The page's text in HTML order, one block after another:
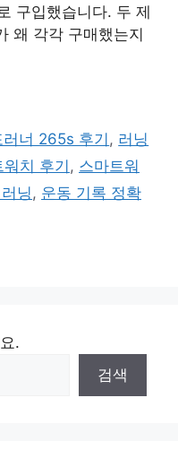
구입했습니다. 두 제
왜 각각 구매했는지
러너 265s 후기 , 러닝
치 후기 , 스마트워
닝, 운동 기록 정확
.
검색